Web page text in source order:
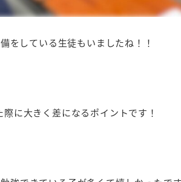
をしている生徒もいましたね！！
に大きく差になるポイントです！